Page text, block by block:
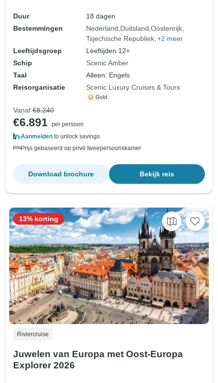
Duur
18 dagen
Bestemmingen
Nederland Duitsland Oostenrijk
Tsjechische Republiek +2 meer
Leeftijdsgroep
Leeftijden 12+
Schip
Scenic Amber
Taal
Alleen: Engels
Reisorganisatie
Scenic Luxury Cruises & Tours
Vanaf €8.240
€6.891 per persoon
Aanmelden to unlock savings
Prijs gebaseerd op privé tweepersoonskamer
Bekijk reis
Download brochure
Riviercruise
Juwelen van Europa met Oost-Europa
Explorer 2026
13% korting